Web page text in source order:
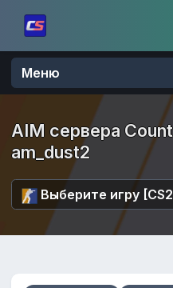
Меню
AIM сервера
am_dust2
Выберите игру